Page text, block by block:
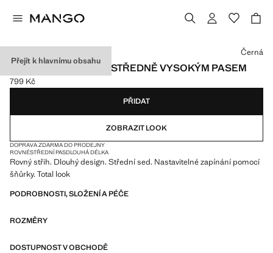
Přejít k hlavnímu obsahu
ROVNÉ KALHOTY SE STŘEDNĚ VYSOKÝM PASEM
Aktuální cena [799 Kč ]
799 Kč
Vyberte barvu
Černá
PŘIDAT
ZOBRAZIT LOOK
DOPRAVA ZDARMA DO PRODEJNY
ROVNÉSTŘEDNÍ PASDLOUHÁ DÉLKA
Rovný střih. Dlouhý design. Střední sed. Nastavitelné zapínání pomocí
šňůrky. Total look
PODROBNOSTI, SLOŽENÍ A PÉČE
ROZMĚRY
DOSTUPNOST V OBCHODĚ